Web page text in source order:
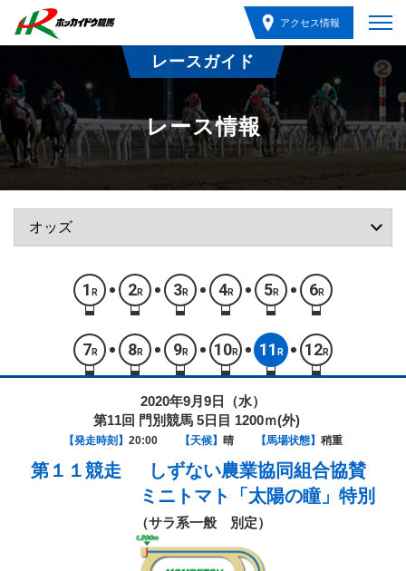
アクセス情報
レースガイド
レース情報
1 R 2R 3R 4R 5R 6R
7 R 8R 9R 10R 11 R 12R
2020年9月9日（水）
第11回 門別競馬 5日目 1200ｍ(外)
【発走時刻】 20:00 【天候】 晴 【馬場状態】 稍重
第１１競走
しずない農業協同組合協賛
ミニトマト「太陽の瞳」特別
（サラ系一般 別定）